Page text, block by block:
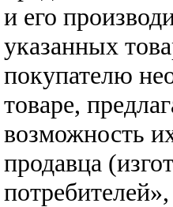
и его
указанных
покупателю
товаре,
возможность
продавца